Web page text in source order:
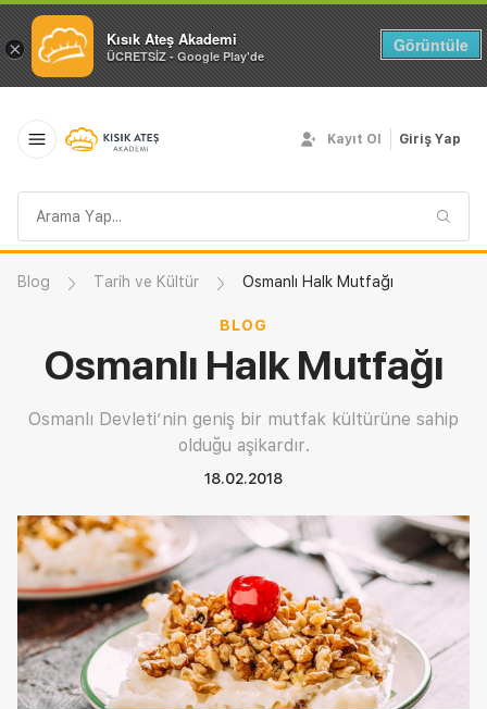
× Kısık Ateş Akademi
ÜCRETSİZ - Google Play'de
Görüntüle
sorgusu
Kayıt Ol Giriş Yap
Blog Tarih ve Kültür Osmanlı Halk Mutfağı
BLOG
Osmanlı Halk Mutfağı
Osmanlı Devleti’nin geniş bir mutfak kültürüne sahip
olduğu aşikardır.
18.02.2018